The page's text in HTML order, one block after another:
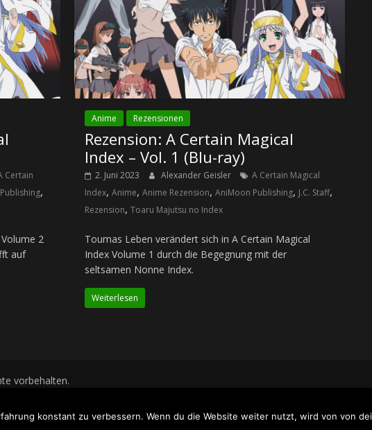
Certain
,
2
auf
Anime Rezensionen
Rezension: A Certain Magical
Index – Vol. 1 (Blu-ray)
2. Juni 2023 Alexander Geisler
A Certain Magical
Index,Anime,Anime Rezension,AniMoon Publishing, J.C. Staff,
Rezension,Toaru Majutsu no Index
Toumas Leben verändert sich in A Certain Magical
Index Volume 1 durch die Begegnung mit der
seltsamen Nonne Index.
Weiterlesen
vorbehalten.
konstant zu verbessern. Wenn du die Website weiter nutzt, wird von von